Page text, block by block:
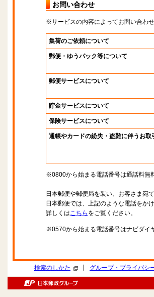
お問い合わせ
※サービスの内容によってお問い合わ
集荷のご依頼について
郵便・ゆうパック等について
郵便サービスについて
貯金サービスについて
保険サービスについて
通帳やカードの紛失・盗難に伴うお取
※0800から始まる電話番号は通話料無
日本郵便や郵便局を装い、お客さま宛
日本郵便では、上記のような電話をか
詳しくはこちら をご覧ください。
※0570から始まる電話番号はナビダイ
検索のしかた グループ・プライバシ